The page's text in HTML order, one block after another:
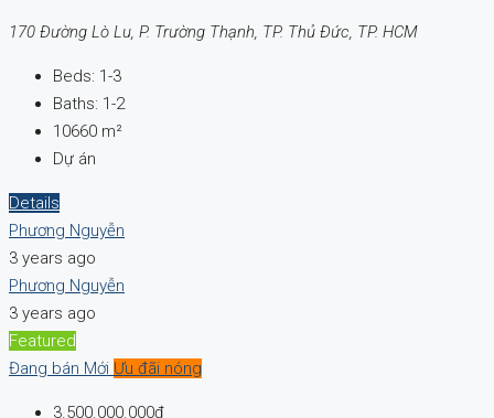
170 Đường Lò Lu, P. Trường Thạnh, TP. Thủ Đức, TP. HCM
Beds: 1-3
Baths: 1-2
10660 m²
Dự án
Details
Phương Nguyễn
3 years ago
Phương Nguyễn
3 years ago
Featured
Đang bán Mới Ưu đãi nóng
3.500.000.000đ